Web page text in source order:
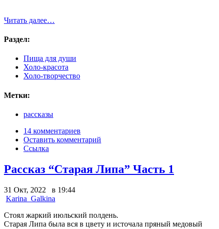
Читать далее…
Раздел:
Пища для души
Холо-красота
Холо-творчество
Метки:
рассказы
14 комментариев
Оставить комментарий
Ссылка
Рассказ “Старая Липа” Часть 1
31 Окт, 2022 в 19:44
Karina_Galkina
Стоял жаркий июльский полдень.
Старая Липа была вся в цвету и источала пряный медовый